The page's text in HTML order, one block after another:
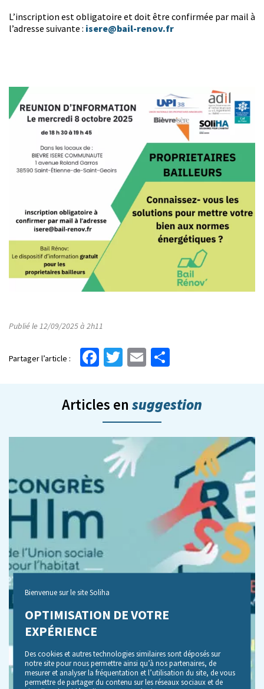
L’inscription est obligatoire et doit être confirmée par mail à
l’adresse suivante : isere@bail-renov.fr
Publié le 12/09/2025 à 2h11
Partager l’article : Facebook
Twitter
Email
Articles en suggestion
Bienvenue sur le site Soliha
OPTIMISATION DE VOTRE
EXPÉRIENCE
Des cookies et autres technologies similaires sont déposés sur
notre site pour nous permettre ainsi qu’à nos partenaires, de
mesurer et analyser la fréquentation et l’utilisation du site, de vous
permettre de partager du contenu sur les réseaux sociaux et de